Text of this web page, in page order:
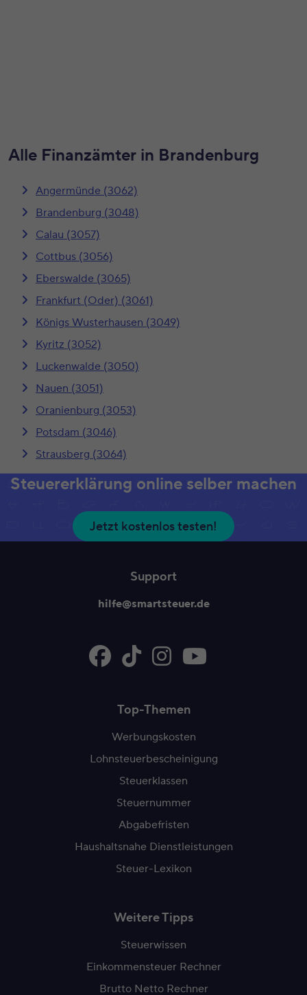
Alle Finanzämter in Brandenburg
Angermünde (3062)
Brandenburg (3048)
Calau (3057)
Cottbus (3056)
Eberswalde (3065)
Frankfurt (Oder) (3061)
Königs Wusterhausen (3049)
Kyritz (3052)
Luckenwalde (3050)
Nauen (3051)
Oranienburg (3053)
Potsdam (3046)
Strausberg (3064)
Steuererklärung online selber machen
Jetzt kostenlos testen!
Support
hilfe@smartsteuer.de
Top-Themen
Werbungskosten
Lohnsteuerbescheinigung
Steuerklassen
Steuernummer
Abgabefristen
Haushaltsnahe Dienstleistungen
Steuer-Lexikon
Weitere Tipps
Steuerwissen
Einkommensteuer Rechner
Brutto Netto Rechner